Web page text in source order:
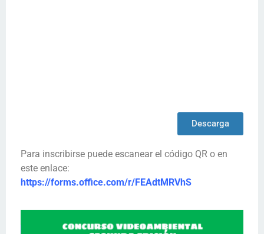
Descarga
Para inscribirse puede escanear el código QR o en
este enlace:
https://forms.office.com/r/FEAdtMRVhS